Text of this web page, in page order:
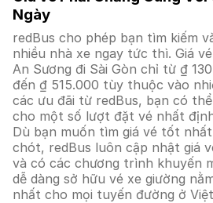
Ngày
redBus cho phép bạn tìm kiếm
nhiều nhà xe ngay tức thì. Giá
An Sương đi Sài Gòn chỉ từ ₫
đến ₫ 515.000 tùy thuộc vào
các ưu đãi từ redBus, bạn có
cho một số lượt đặt vé nhất
Dù bạn muốn tìm giá vé tốt
chót, redBus luôn cập nhật giá
và có các chương trình khuyến
dễ dàng sở hữu vé xe giường
nhất cho mọi tuyến đường ở